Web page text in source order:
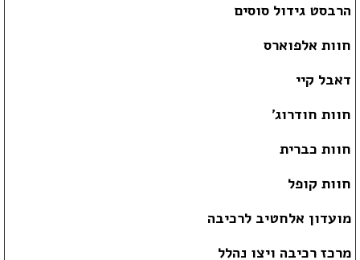
הרבסט גידול סוסים
חוות אלפוארס
דאבל קיי
חוות חודרוג'
חוות כברית
חוות קופל
מועדון אלחטיב לרכיבה
מרכז רכיבה ויצו נהלל